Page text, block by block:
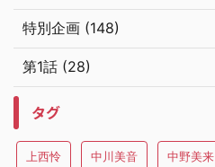
特別企画 (148)
第1話 (28)
タグ
上西怜 中川美音 中野美来